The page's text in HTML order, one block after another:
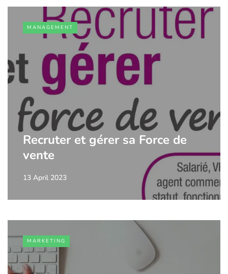
MANAGEMENT
Recruter et gérer sa Force de
vente
13 April 2023
MARKETING